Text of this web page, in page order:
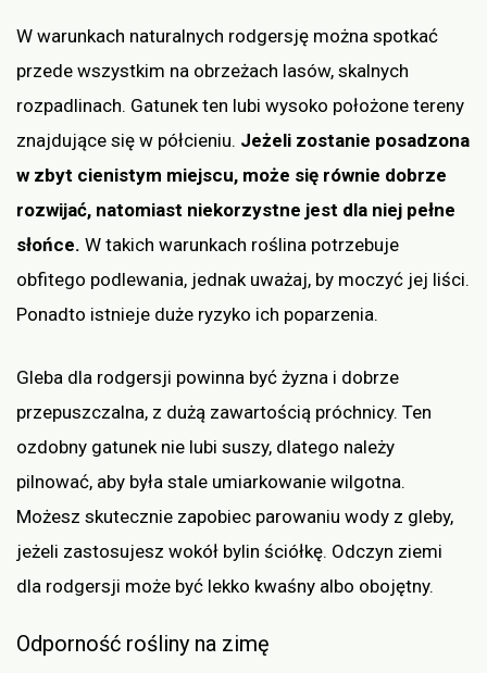
W warunkach naturalnych rodgersję można spotkać
przede wszystkim na obrzeżach lasów, skalnych
rozpadlinach. Gatunek ten lubi wysoko położone tereny
znajdujące się w półcieniu. Jeżeli zostanie posadzona
w zbyt cienistym miejscu, może się równie dobrze
rozwijać, natomiast niekorzystne jest dla niej pełne
słońce. W takich warunkach roślina potrzebuje
obfitego podlewania, jednak uważaj, by moczyć jej liści.
Ponadto istnieje duże ryzyko ich poparzenia.
Gleba dla rodgersji powinna być żyzna i dobrze
przepuszczalna, z dużą zawartością próchnicy. Ten
ozdobny gatunek nie lubi suszy, dlatego należy
pilnować, aby była stale umiarkowanie wilgotna.
Możesz skutecznie zapobiec parowaniu wody z gleby,
jeżeli zastosujesz wokół bylin ściółkę. Odczyn ziemi
dla rodgersji może być lekko kwaśny albo obojętny.
Odporność rośliny na zimę